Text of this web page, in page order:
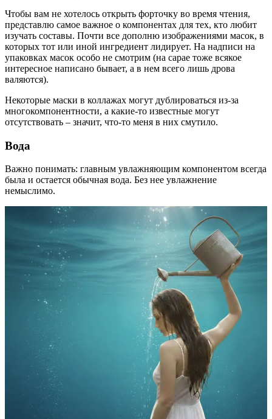
Чтобы вам не хотелось открыть форточку во время чтения,
представлю самое важное о компонентах для тех, кто любит
изучать составы. Почти все дополню изображениями масок, в
которых тот или иной ингредиент лидирует. На надписи на
упаковках масок особо не смотрим (на сарае тоже всякое
интересное написано бывает, а в нем всего лишь дрова
валяются).
Некоторые маски в коллажах могут дублироваться из-за
многокомпонентности, а какие-то известные могут
отсутствовать – значит, что-то меня в них смутило.
Вода
Важно понимать: главным увлажняющим компонентом всегда
была и остается обычная вода. Без нее увлажнение
немыслимо.